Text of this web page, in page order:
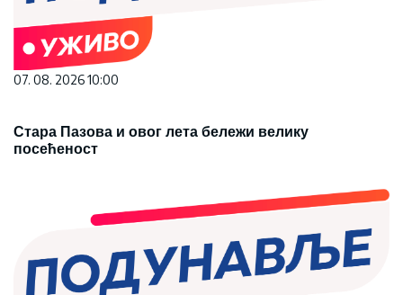
07. 08. 2026 10:00
Стара Пазова и овог лета бележи велику
посећеност